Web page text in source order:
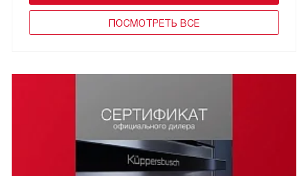
ПОCМОТРЕТЬ ВСЕ